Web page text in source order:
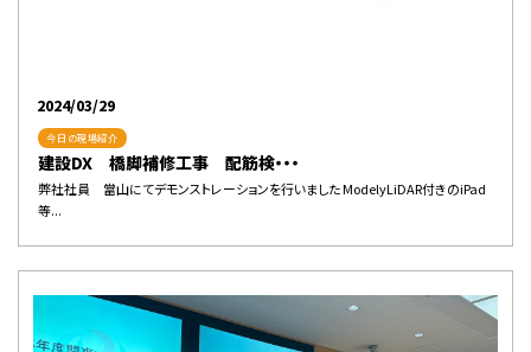
2024/03/29
今日の現場紹介
建設DX 橋脚補修工事 配筋検・・・
弊社社員 當山にてデモンストレーションを行いました ModelyLiDAR付きのiPad
等...